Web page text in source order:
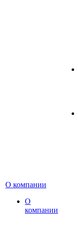
О компании
О
компании